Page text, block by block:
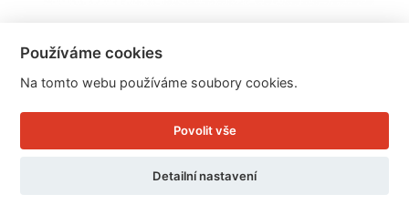
Cena: 379 Kč
Skladem
Doručíme do: 12.8.
Používáme cookies
Na tomto webu používáme soubory cookies.
Povolit vše
Detailní nastavení